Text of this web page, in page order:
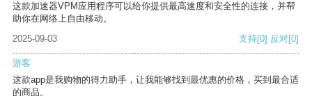
这款加速器VPM应用程序可以给你提供最高速度和安全性的连接，并帮
助你在网络上自由移动。
2025-09-03
支持[0] 反对[0]
游客
这款app是我购物的得力助手，让我能够找到最优惠的价格，买到最合适
的商品。